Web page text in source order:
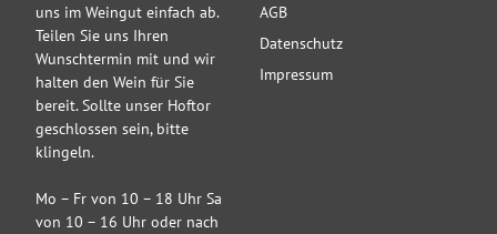
uns im Weingut einfach ab.
Teilen Sie uns Ihren
Wunschtermin mit und wir
halten den Wein für Sie
bereit. Sollte unser Hoftor
geschlossen sein, bitte
klingeln.
Mo – Fr von 10 – 18 Uhr Sa
von 10 – 16 Uhr oder nach
AGB
Datenschutz
Impressum